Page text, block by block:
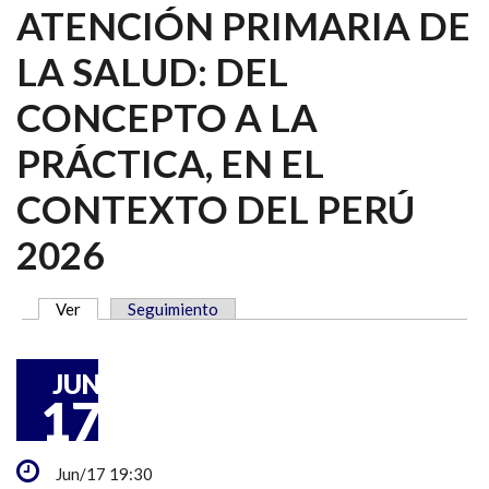
ATENCIÓN PRIMARIA DE
LA SALUD: DEL
CONCEPTO A LA
PRÁCTICA, EN EL
CONTEXTO DEL PERÚ
2026
Ver (solapa activa)
Seguimiento
JUN
17
Jun/17 19:30